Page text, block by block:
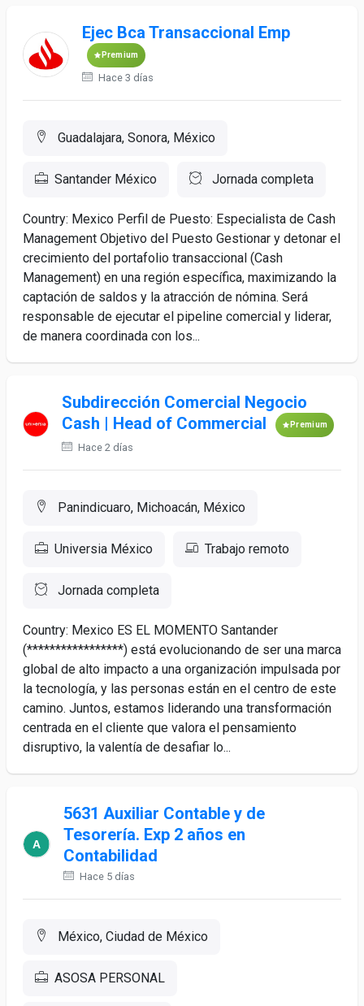
Ejec Bca Transaccional Emp
Premium
Hace 3 días
Guadalajara, Sonora, México
Santander México Jornada completa
Country: Mexico Perfil de Puesto: Especialista de Cash
Management Objetivo del Puesto Gestionar y detonar el
crecimiento del portafolio transaccional (Cash
Management) en una región específica, maximizando la
captación de saldos y la atracción de nómina. Será
responsable de ejecutar el pipeline comercial y liderar,
de manera coordinada con los...
Subdirección Comercial Negocio
Cash | Head of Commercial
Premium
Hace 2 días
Panindicuaro, Michoacán, México
Universia México Trabajo remoto
Jornada completa
Country: Mexico ES EL MOMENTO Santander
(*****************) está evolucionando de ser una marca
global de alto impacto a una organización impulsada por
la tecnología, y las personas están en el centro de este
camino. Juntos, estamos liderando una transformación
centrada en el cliente que valora el pensamiento
disruptivo, la valentía de desafiar lo...
5631 Auxiliar Contable y de
Tesorería. Exp 2 años en
Contabilidad
Hace 5 días
México, Ciudad de México
ASOSA PERSONAL